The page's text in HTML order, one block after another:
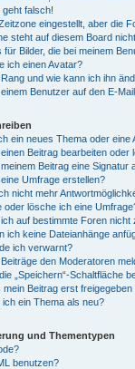
geht falsch!
eingestellt, aber die
steht auf diesem Board
für Bilder, die bei meinem
ich einen Avatar?
und wie kann ich ihn
Benutzer auf den E-
ein neues Thema oder eine
Beitrag bearbeiten oder
Beitrag eine Signatur
Umfrage erstellen?
nicht mehr
oder lösche ich eine
auf bestimmte Foren nicht
ich keine Dateianhänge
ich verwarnt?
den Moderatoren
„Speichern“-Schaltfläche
mein Beitrag erst freigegeben
ein Thema als neu?
und Thementypen
benutzen?